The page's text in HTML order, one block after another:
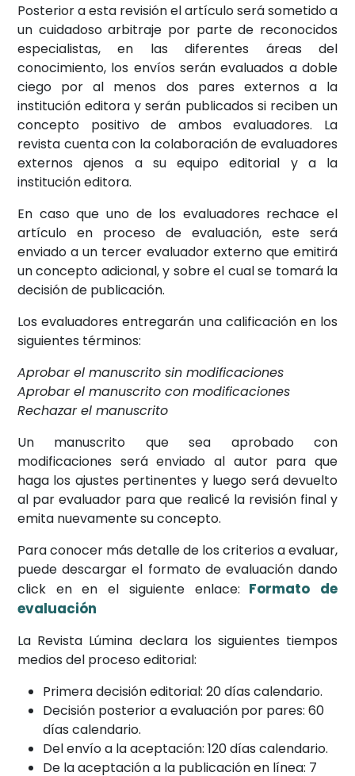
Posterior a esta revisión el artículo será sometido a
un cuidadoso arbitraje por parte de reconocidos
especialistas, en las diferentes áreas del
conocimiento, los envíos serán evaluados a doble
ciego por al menos dos pares externos a la
institución editora y serán publicados si reciben un
concepto positivo de ambos evaluadores. La
revista cuenta con la colaboración de evaluadores
externos ajenos a su equipo editorial y a la
institución editora.
En caso que uno de los evaluadores rechace el
artículo en proceso de evaluación, este será
enviado a un tercer evaluador externo que emitirá
un concepto adicional, y sobre el cual se tomará la
decisión de publicación.
Los evaluadores entregarán una calificación en los
siguientes términos:
Aprobar el manuscrito sin modificaciones
Aprobar el manuscrito con modificaciones
Rechazar el manuscrito
Un manuscrito que sea aprobado con
modificaciones será enviado al autor para que
haga los ajustes pertinentes y luego será devuelto
al par evaluador para que realicé la revisión final y
emita nuevamente su concepto.
Para conocer más detalle de los criterios a evaluar,
puede descargar el formato de evaluación dando
click en en el siguiente enlace: Formato de
evaluación
La Revista Lúmina declara los siguientes tiempos
medios del proceso editorial:
Primera decisión editorial: 20 días calendario.
Decisión posterior a evaluación por pares: 60
días calendario.
Del envío a la aceptación: 120 días calendario.
De la aceptación a la publicación en línea: 7